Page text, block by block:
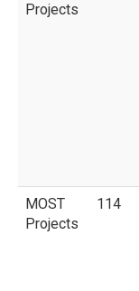
Projects
MOST
Projects
114